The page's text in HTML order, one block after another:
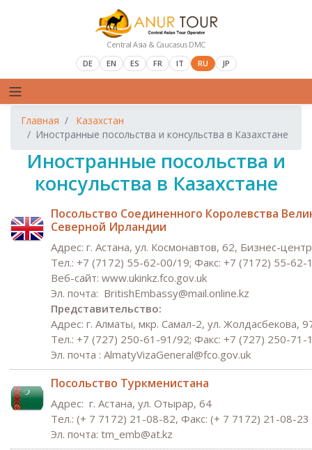
Central Asia & Caucasus DMC
DE
EN ES FR IT RU JP
Главная
Казахстан
Иностранные посольства и консульства в Казахстане
Иностранные посольства и
консульства в Казахстане
Посольство Соединенного Королевства
Северной Ирландии
Адрес: г. Астана, ул. Космонавтов, 62, Бизнес-
Тел.: +7 (7172) 55-62-00/19; Факс: +7 (7172) 55-62-
Веб-сайт: www.ukinkz.fco.gov.uk
Эл. почта: BritishEmbassy@mail.online.kz
Представительство:
Адрес: г. Алматы, мкр. Самал-2, ул. Жолдасбекова,
Tел.: +7 (727) 250-61-91/92; Факс: +7 (727) 250-71-
Эл. почта : AlmatyVizaGeneral@fco.gov.uk
Посольство Туркменистана
Адрес: г. Астана, ул. Отырар, 64
Тел.: (+ 7 7172) 21-08-82, Факс: (+ 7 7172) 21-08-23
Эл. почта: tm_emb@at.kz